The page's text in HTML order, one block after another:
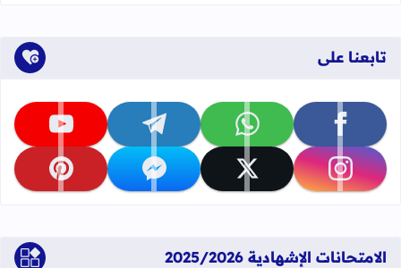
تابعنا على
تابعنا على facebook تابعنا على whatsapp تابعنا على telegram تابعنا على youtube
تابعنا على instagram تابعنا على x تابعنا على messenger تابعنا على pinterest
الامتحانات الإشهادية 2025/2026